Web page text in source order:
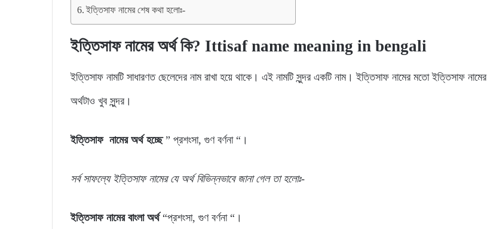
ইত্তিসাফ নামের শেষ কথা হলোঃ-
ইত্তিসাফ নামের অর্থ কি? Ittisaf name meaning in bengali
ইত্তিসাফ নামটি সাধারণত ছেলেদের নাম রাখা হয়ে থাকে। এই নামটি সুন্দর একটি নাম। ইত্তিসাফ নামের মতো ইত্তিসাফ নামের
অর্থটাও খুব সুন্দর।
ইত্তিসাফ নামের অর্থ হচ্ছে” প্রশংসা, গুণ বর্ণনা “।
সর্ব সাফল্যে ইত্তিসাফ নামের যে অর্থবিভিন্নভাবে জানা গেলতা হলোঃ-
ইত্তিসাফ নামের বাংলা অর্থ“প্রশংসা, গুণ বর্ণনা “।